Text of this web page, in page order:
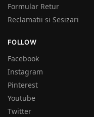
Formular Retur
Reclamatii si Sesizari
FOLLOW
Facebook
Instagram
Pinterest
Youtube
Twitter